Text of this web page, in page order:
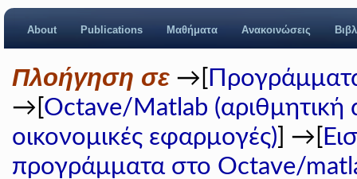
About Publications Μαθήματα Ανακοινώσεις
Πλοήγηση σε →[
→[ Octave/Matlab (αριθμητική
οικονομικές εφαρμογές) ] →[
προγράμματα στο Octave/